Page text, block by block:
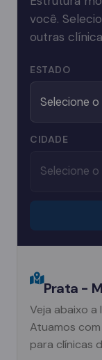
você.
outras
ESTADO
CIDADE
Prata -
Veja abaixo a
Atuamos
para clínicas